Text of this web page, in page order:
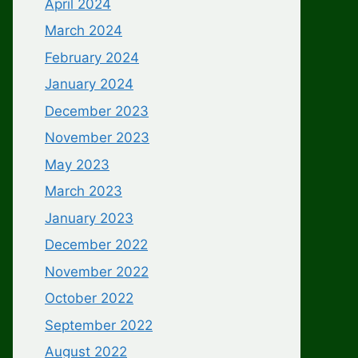
April 2024
March 2024
February 2024
January 2024
December 2023
November 2023
May 2023
March 2023
January 2023
December 2022
November 2022
October 2022
September 2022
August 2022